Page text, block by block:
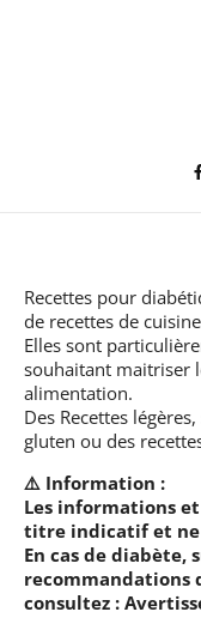
Recettes pour
de recettes de
Elles sont
souhaitant maitriser
alimentation.
Des Recettes
gluten ou des
⚠️ Information :
Les informations
titre indicatif et ne
En cas de diabète,
recommandations
consultez :